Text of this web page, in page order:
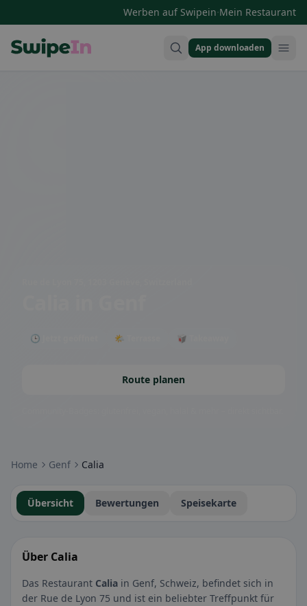
Werben auf Swipein·Mein Restaurant
App downloaden
🕒 Jetzt geöffnet 🌤 Terrasse 🥡 Takeaway
Route planen
Home Genf Calia
Übersicht Bewertungen Speisekarte
Über Calia
Das Restaurant Calia in Genf, Schweiz, befindet sich in
der Rue de Lyon 75 und ist ein beliebter Treffpunkt für